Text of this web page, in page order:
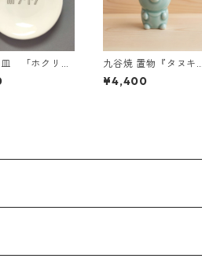
「ホクリ
九谷焼 置物『タヌキと
キツネ』タヌキ（青磁
釉）
¥4,400